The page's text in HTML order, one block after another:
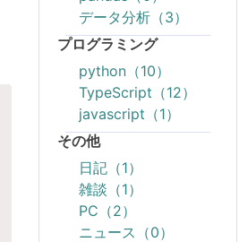
データ分析（3）
プログラミング
python（10）
TypeScript（12）
javascript（1）
その他
日記（1）
雑談（1）
PC（2）
ニュース（0）